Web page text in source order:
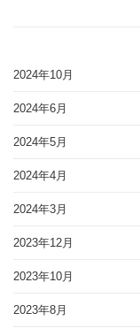
2024年10月
2024年6月
2024年5月
2024年4月
2024年3月
2023年12月
2023年10月
2023年8月